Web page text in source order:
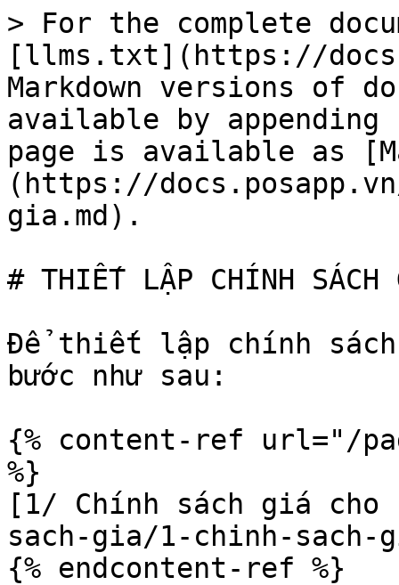
> For the complete
[llms.txt](https://
Markdown versions of
available by
page is available as
(https://
gia.md).
# THIẾT LẬP CHÍNH SÁCH
Để thiết lập chính
bước như sau:
{% content-ref url="/
%}
[1/ Chính sách giá
sach-gia/1-chinh-sach-
{% endcontent-ref %}